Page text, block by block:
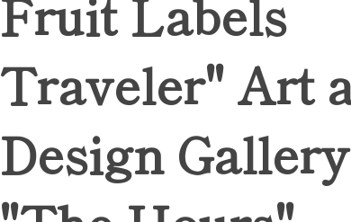
Traveler" Art
Design Gallery